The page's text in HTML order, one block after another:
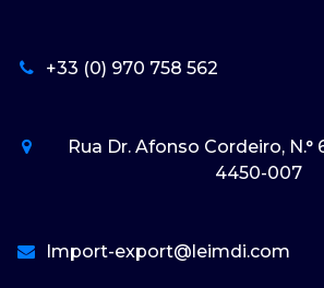
+33 (0) 970 758 562
Rua Dr. Afonso Cordeiro, N.°
4450-007
Import-export@leimdi.com